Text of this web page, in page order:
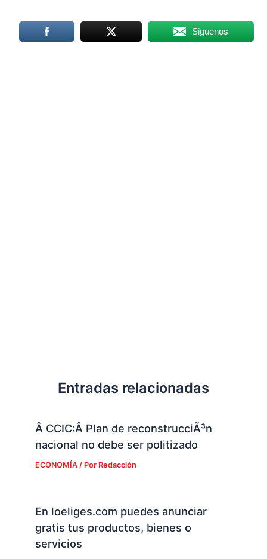
Siguenos
Entradas relacionadas
Â CCIC:Â Plan de reconstrucciÃ³n
nacional no debe ser politizado
ECONOMÍA/ Por Redacción
En loeliges.com puedes anunciar
gratis tus productos, bienes o
servicios